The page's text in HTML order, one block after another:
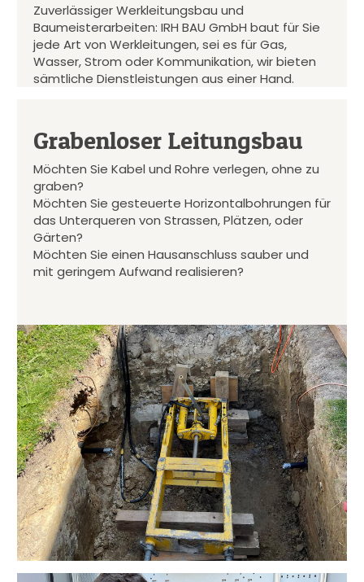
Zuverlässiger Werkleitungsbau und
Baumeisterarbeiten: IRH BAU GmbH baut für Sie
jede Art von Werkleitungen, sei es für Gas,
Wasser, Strom oder Kommunikation, wir bieten
sämtliche Dienstleistungen aus einer Hand.
Grabenloser Leitungsbau
Möchten Sie Kabel und Rohre verlegen, ohne zu
graben?
Möchten Sie gesteuerte Horizontalbohrungen für
das Unterqueren von Strassen, Plätzen, oder
Gärten?
Möchten Sie einen Hausanschluss sauber und
mit geringem Aufwand realisieren?